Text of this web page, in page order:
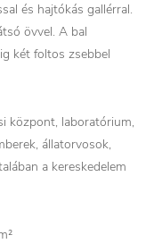
és hajtókás gallérral.
övvel. A bal
két foltos zsebbel
központ, laboratórium,
állatorvosok,
a kereskedelem